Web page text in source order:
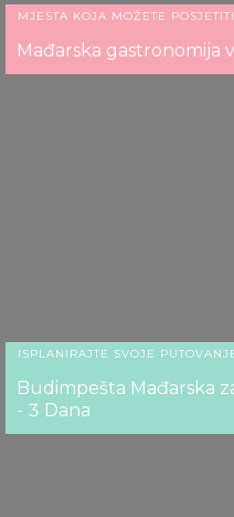
MJESTA KOJA MOŽETE POSJETITI
Mađarska gastronomija
ISPLANIRAJTE SVOJE
Budimpešta Mađarska
- 3 Dana